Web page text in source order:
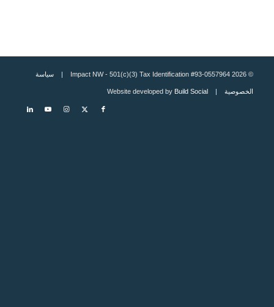
© 2026 Impact NW - 501(c)(3) Tax Identification #93-0557964 | سياسة
الخصوصية| Website developed by
Build Social